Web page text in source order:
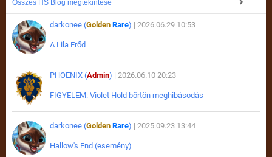
Összes HS Blog megtekintése
darkonee (Golden Rare) | 2026.06.29 10:53
A Lila Erőd
PHOENIX (Admin) | 2026.06.10 20:23
FIGYELEM: Violet Hold börtön meghibásodás
darkonee (Golden Rare) | 2025.09.23 13:44
Hallow's End (esemény)